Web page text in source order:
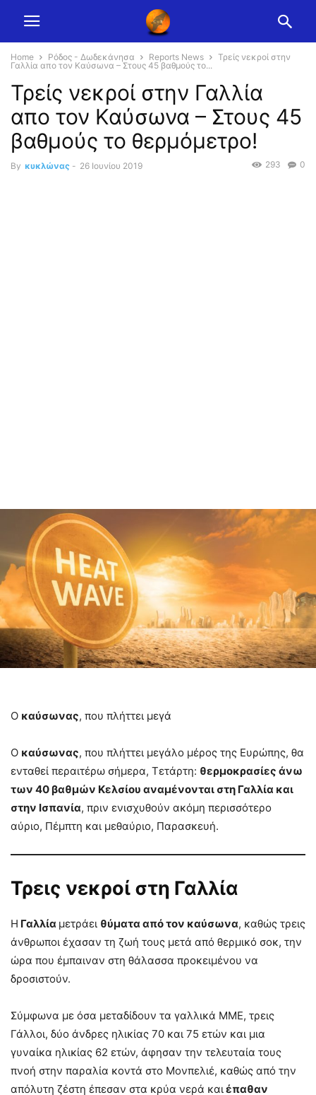
Home Ρόδος - Δωδεκάνησα Reports News
Τρείς νεκροί στην
Γαλλία απο τον Καύσωνα – Στους 45 βαθμούς το...
Τρείς νεκροί στην Γαλλία
απο τον Καύσωνα – Στους 45
βαθμούς το θερμόμετρο!
By κυκλώνας - 26 Ιουνίου 2019 0
293
Ο καύσωνας, που πλήττει μεγά
Ο καύσωνας, που πλήττει μεγάλο μέρος της Ευρώπης, θα
ενταθεί περαιτέρω σήμερα, Τετάρτη: θερμοκρασίες άνω
των 40 βαθμών Κελσίου αναμένονται στη Γαλλία και
στην Ισπανία, πριν ενισχυθούν ακόμη περισσότερο
αύριο, Πέμπτη και μεθαύριο, Παρασκευή.
Τρεις νεκροί στη Γαλλία
Η Γαλλία μετράει θύματα από τον καύσωνα, καθώς τρεις
άνθρωποι έχασαν τη ζωή τους μετά από θερμικό σοκ, την
ώρα που έμπαιναν στη θάλασσα προκειμένου να
δροσιστούν.
Σύμφωνα με όσα μεταδίδουν τα γαλλικά ΜΜΕ, τρεις
Γάλλοι, δύο άνδρες ηλικίας 70 και 75 ετών και μια
γυναίκα ηλικίας 62 ετών, άφησαν την τελευταία τους
πνοή στην παραλία κοντά στο Μονπελιέ, καθώς από την
απόλυτη ζέστη έπεσαν στα κρύα νερά καιέπαθαν